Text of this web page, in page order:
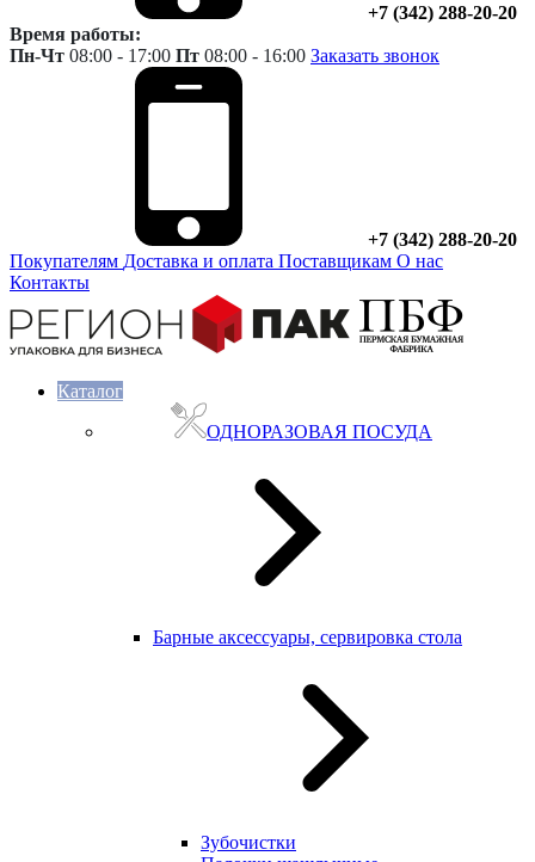
+7 (342) 288-20-20
Время работы:
Пн-Чт 08:00 - 17:00 Пт 08:00 - 16:00 Заказать звонок
+7 (342) 288-20-20
Покупателям Доставка и оплата Поставщикам О нас
Контакты
Каталог
ОДНОРАЗОВАЯ ПОСУДА
Барные аксессуары, сервировка стола
Зубочистки